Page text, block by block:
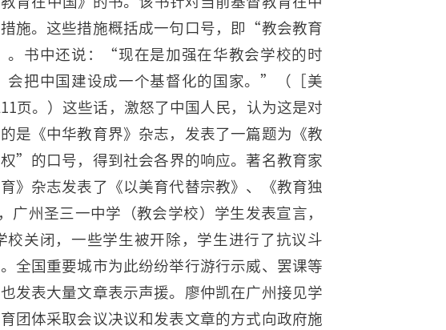
施。这些措施概括成一句口号，即“教会教育
书中还说：“现在是加强在华教会学校的时
会把中国建设成一个基督化的国家。”（［美
页。）这些话，激怒了中国人民，认为这是对
是《中华教育界》杂志，发表了一篇题为《教
”的口号，得到社会各界的响应。著名教育家
》杂志发表了《以美育代替宗教》、《教育独
广州圣三一中学（教会学校）学生发表宣言，
关闭，一些学生被开除，学生进行了抗议斗
全国重要城市为此纷纷举行游行示威、罢课等
发表大量文章表示声援。廖仲凯在广州接见学
团体采取会议决议和发表文章的方式向政府施